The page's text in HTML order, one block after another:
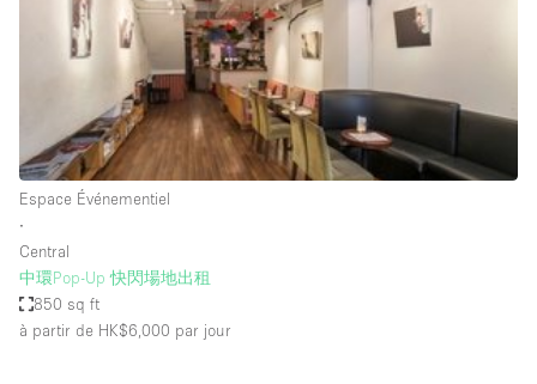
Camion / Fourgon
Commerce
Container
Entrepôt / Espace Stockage / Box
Espace Atypique / Unique
Espace Publicitaire
Espace Événementiel
Espace Événementiel
∙
Central
中環Pop-Up 快閃場地出租
850 sq ft
à partir de HK$6,000 par jour